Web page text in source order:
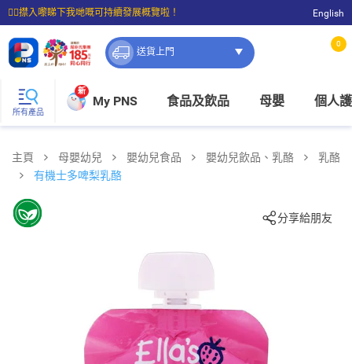
☝🏼㩒入嚟睇下我哋嘅可持續發展概覽啦！
⭐購物滿$399即享免費送貨；滿$100即可免費店取。
English
送貨上門
0
所有產品
新
My PNS 食品及飲品 母嬰 個人
主頁 母嬰幼兒 嬰幼兒食品 嬰幼兒飲品、乳酪
乳酪
有機士多啤梨乳酪
分享給朋友